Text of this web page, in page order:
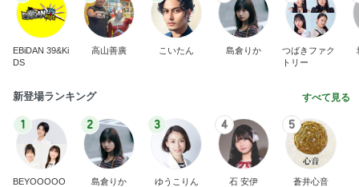
EBiDAN 39&Ki
DS
高山善廣 こいたん 島倉りか
つばきファク
トリー
新登場ランキング すべて見る
1
BEYOOOOO
2
島倉りか
3
ゆうこりん
4
石 安伊
5
蒼井心音